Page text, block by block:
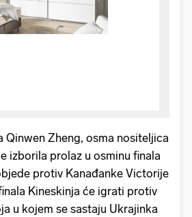
Qinwen Zheng, osma nositeljica
izborila prolaz u osminu finala
protiv Kanađanke Victorije
Kineskinja će igrati protiv
u kojem se sastaju Ukrajinka